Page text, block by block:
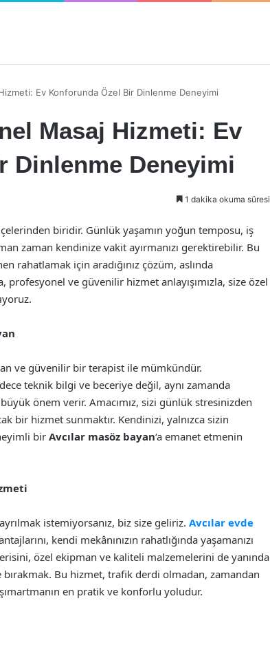
Ev Konforunda Özel Bir Dinlenme Deneyimi
Masaj Hizmeti: Ev
Dinlenme Deneyimi
1 dakika okuma süresi
biridir. Günlük yaşamın yoğun temposu, iş
zaman kendinize vakit ayırmanızı gerektirebilir. Bu
rahatlamak için aradığınız çözüm, aslında
profesyonel ve güvenilir hizmet anlayışımızla, size özel
ve güvenilir bir terapist ile mümkündür.
teknik bilgi ve beceriye değil, aynı zamanda
önem verir. Amacımız, sizi günlük stresinizden
bir hizmet sunmaktır. Kendinizi, yalnızca sizin
bir Avcılar masöz bayan‘a emanet etmenin
istemiyorsanız, biz size geliriz. Avcılar evde
kendi mekânınızın rahatlığında yaşamanızı
özel ekipman ve kaliteli malzemelerini de yanında
bırakmak. Bu hizmet, trafik derdi olmadan, zamandan
en pratik ve konforlu yoludur.